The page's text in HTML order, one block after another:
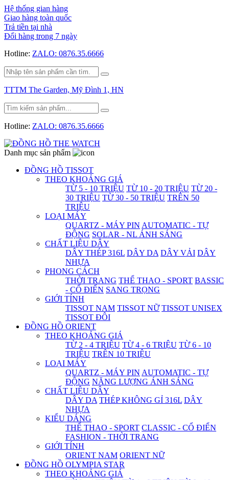
Hệ thống gian hàng
Giao hàng toàn quốc
Trả tiền tại nhà
Đổi hàng trong 7 ngày
Hotline: ZALO: 0876.35.6666
TTTM The Garden, Mỹ Đình 1, HN
Hotline: ZALO: 0876.35.6666
Danh mục sản phẩm
ĐỒNG HỒ TISSOT
THEO KHOẢNG GIÁ
TỪ 5 - 10 TRIỆU TỪ 10 - 20 TRIỆU TỪ 20 -
30 TRIỆU TỪ 30 - 50 TRIỆU TRÊN 50
TRIỆU
LOẠI MÁY
QUARTZ - MÁY PIN AUTOMATIC - TỰ
ĐỘNG SOLAR - NL ÁNH SÁNG
CHẤT LIỆU DÂY
DÂY THÉP 316L DÂY DA DÂY VẢI DÂY
NHỰA
PHONG CÁCH
THỜI TRANG THỂ THAO - SPORT BASSIC
- CỔ ĐIỂN SANG TRỌNG
GIỚI TÍNH
TISSOT NAM TISSOT NỮ TISSOT UNISEX
TISSOT ĐÔI
ĐỒNG HỒ ORIENT
THEO KHOẢNG GIÁ
TỪ 2 - 4 TRIỆU TỪ 4 - 6 TRIỆU TỪ 6 - 10
TRIỆU TRÊN 10 TRIỆU
LOẠI MÁY
QUARTZ - MÁY PIN AUTOMATIC - TỰ
ĐỘNG NĂNG LƯỢNG ÁNH SÁNG
CHẤT LIỆU DÂY
DÂY DA THÉP KHÔNG GỈ 316L DÂY
NHỰA
KIỂU DÁNG
THỂ THAO - SPORT CLASSIC - CỔ ĐIỂN
FASHION - THỜI TRANG
GIỚI TÍNH
ORIENT NAM ORIENT NỮ
ĐỒNG HỒ OLYMPIA STAR
THEO KHOẢNG GIÁ